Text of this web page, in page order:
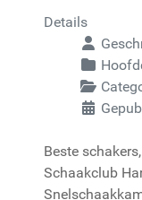
Details
Beste
Schaakclub